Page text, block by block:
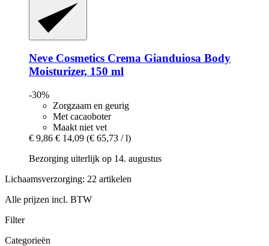
Neve Cosmetics Crema Gianduiosa Body
Moisturizer, 150 ml
-30%
Zorgzaam en geurig
Met cacaoboter
Maakt niet vet
€ 9,86 € 14,09 (€ 65,73 / l)
Bezorging uiterlijk op 14. augustus
Lichaamsverzorging: 22 artikelen
Alle prijzen incl. BTW
Filter
Categorieën